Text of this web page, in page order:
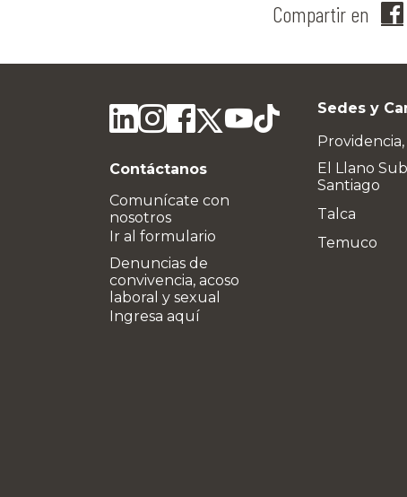
Compartir en
Contáctanos
Comunícate con
nosotros
Ir al formulario
Denuncias de
convivencia, acoso
laboral y sexual
Ingresa aquí
Sedes y
El Llano
Santiago
Talca
Temuco